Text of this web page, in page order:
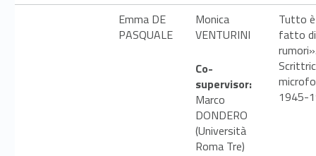
Emma DE
PASQUALE
Monica
VENTURINI
Co-
supervisor:
Marco
DONDERO
(Università
Roma Tre)
Tutto è
fatto di
1945-